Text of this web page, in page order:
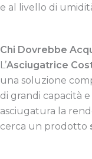
e al livello di
Chi Dovrebbe
L’Asciugatrice
una soluzione
di grandi capacità
asciugatura la
cerca un prodotto